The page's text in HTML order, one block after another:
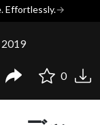
Effortlessly.→
0